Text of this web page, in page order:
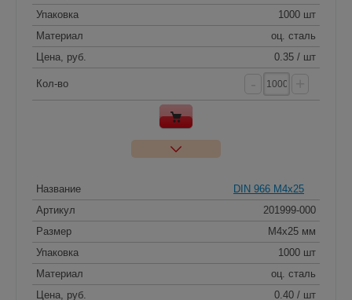
Упаковка
1000 шт
Материал
оц. сталь
Цена, руб.
0.35 / шт
Кол-во
Название
DIN 966 M4x25
Артикул
201999-000
Размер
M4x25 мм
Упаковка
1000 шт
Материал
оц. сталь
Цена, руб.
0.40 / шт